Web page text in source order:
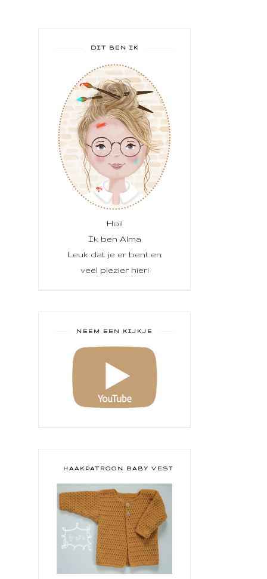
DIT BEN IK
Hoi!
Ik ben Alma
Leuk dat je er bent en
veel plezier hier!
NEEM EEN KIJKJE
HAAKPATROON BABY VESTJE